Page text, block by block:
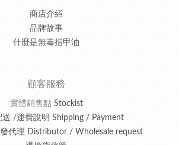
商店介紹
品牌故事
什麼是無毒指甲油
顧客服務
實體銷售點Stockist
/運費說明 Shipping / Payment
代理 Distributor / Wholesale request